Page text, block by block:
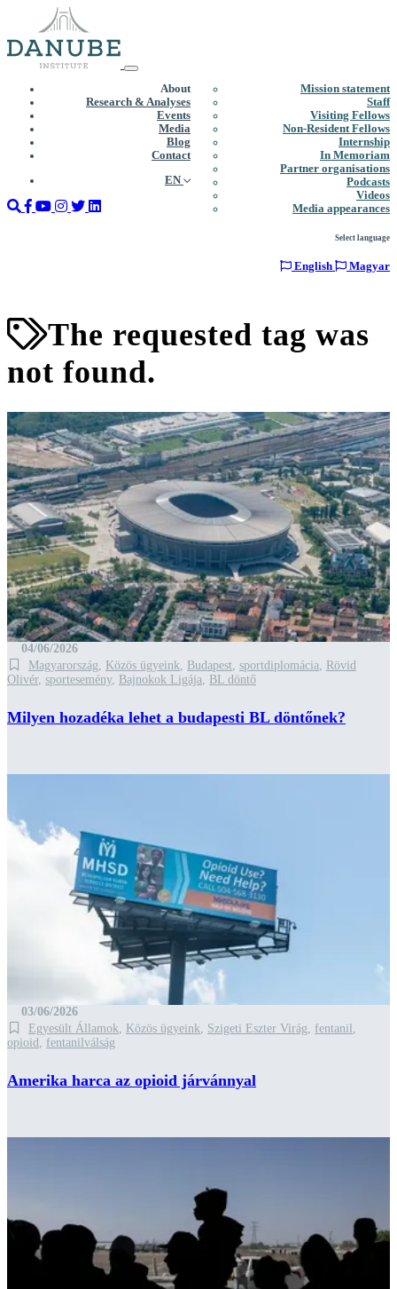
About
Mission statement
Staff
Visiting Fellows
Non-Resident Fellows
Internship
In Memoriam
Partner organisations
Research & Analyses
Events
Media
Podcasts
Videos
Media appearances
Blog
Contact
EN
Select language
English Magyar
The requested tag was
not found.
04/06/2026
Magyarország, Közös ügyeink, Budapest, sportdiplomácia, Rövid
Olivér, sportesemény, Bajnokok Ligája, BL döntő
Milyen hozadéka lehet a budapesti BL döntőnek?
03/06/2026
Egyesült Államok
Közös ügyeink Szigeti Eszter Virág fentanil
opioid
fentanilválság
Amerika harca az opioid járvánnyal